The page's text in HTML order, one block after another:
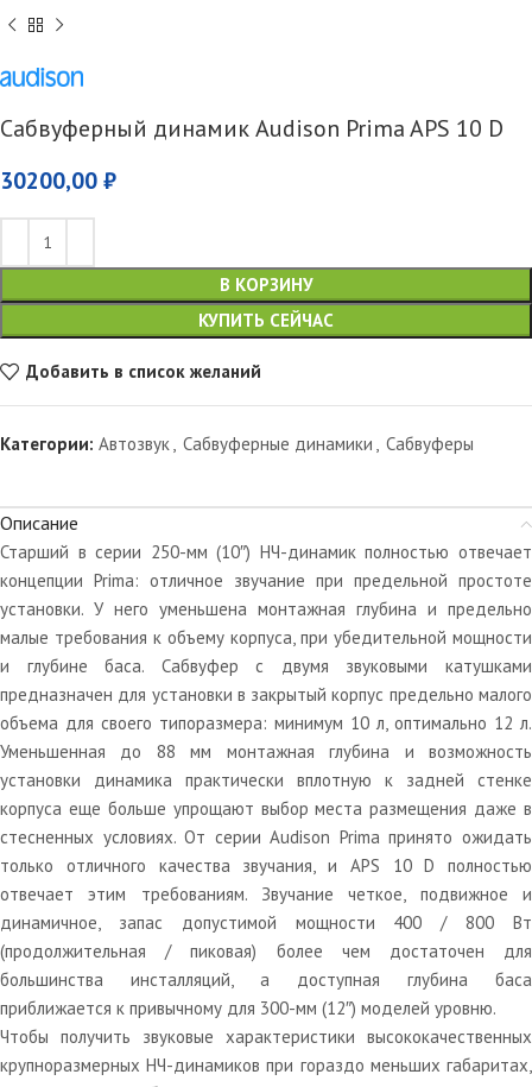
Сабвуферный динамик Audison Prima APS 10 D
30200,00 ₽
В КОРЗИНУ
КУПИТЬ СЕЙЧАС
Добавить в список желаний
Категории: Автозвук Сабвуферные динамики Сабвуферы
Описание
Старший в серии 250-мм (10″) НЧ-динамик полностью отвечает
концепции Prima: отличное звучание при предельной простоте
установки. У него уменьшена монтажная глубина и предельно
малые требования к объему корпуса, при убедительной мощности
и глубине баса. Сабвуфер с двумя звуковыми катушками
предназначен для установки в закрытый корпус предельно малого
объема для своего типоразмера: минимум 10 л, оптимально 12 л.
Уменьшенная до 88 мм монтажная глубина и возможность
установки динамика практически вплотную к задней стенке
корпуса еще больше упрощают выбор места размещения даже в
стесненных условиях. От серии Audison Prima принято ожидать
только отличного качества звучания, и APS 10 D полностью
отвечает этим требованиям. Звучание четкое, подвижное и
динамичное, запас допустимой мощности 400 / 800 Вт
(продолжительная / пиковая) более чем достаточен для
большинства инсталляций, а доступная глубина баса
приближается к привычному для 300-мм (12″) моделей уровню.
Чтобы получить звуковые характеристики высококачественных
крупноразмерных НЧ-динамиков при гораздо меньших габаритах,